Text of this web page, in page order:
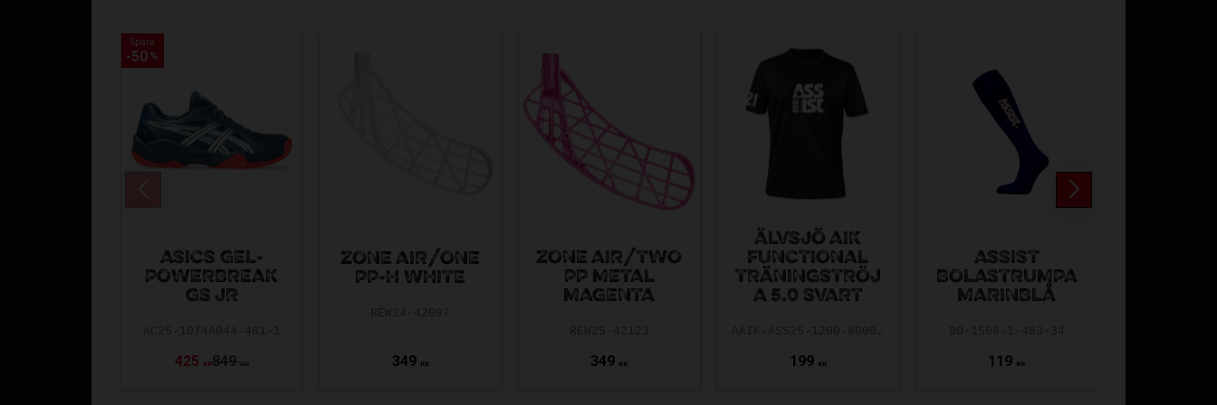
Spara
50 %
ASICS GEL-
POWERBREAK
GS JR
425 KR849 KR
Spara
50 %
ZONE AIR/ONE
PP-H WHITE
349 KR
ZONE AIR/TWO
PP METAL
MAGENTA
349 KR
ÄLVSJÖ AIK
FUNCTIONAL
TRÄNINGSTRÖJ
A 5.0 SVART
199 KR
ASSIST
BOLASTRUMPA
MARINBLÅ
119 KR